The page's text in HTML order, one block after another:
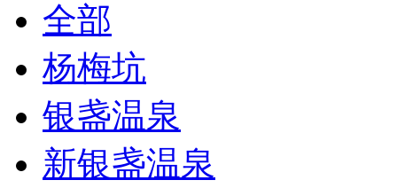
全部
杨梅坑
银盏温泉
新银盏温泉